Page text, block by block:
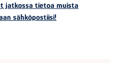
jatkossa tietoa muista
sähköpostiisi!